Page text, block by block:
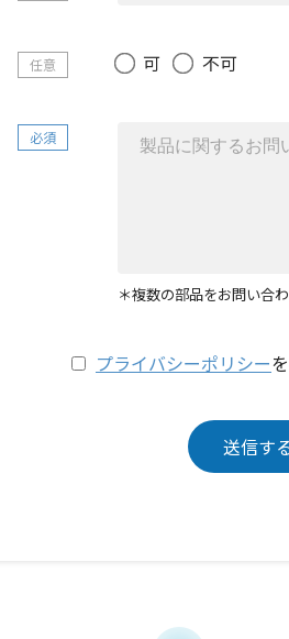
任意 可 不可
必須
＊複数の部品をお問い合
プライバシーポリシー